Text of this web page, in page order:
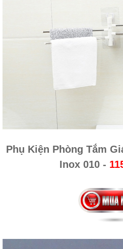
Phụ Kiện Phòng Tắm
Inox 010-